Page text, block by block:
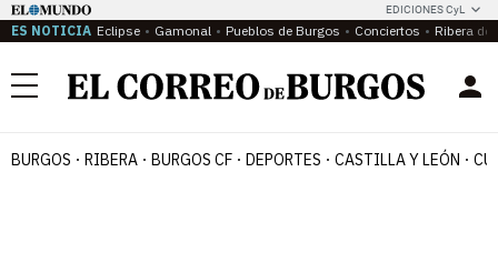
EDICIONES CyL
ES NOTICIA Eclipse Gamonal Pueblos de Burgos Conciertos Ribera del
Menú
BURGOS RIBERA BURGOS CF DEPORTES CASTILLA Y LEÓN